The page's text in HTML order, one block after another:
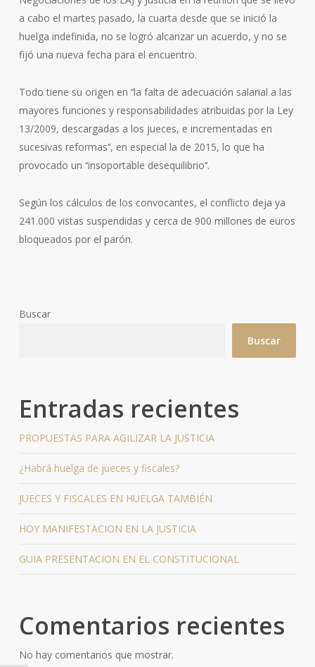
a cabo el martes pasado, la cuarta desde que se inició la
huelga indefinida, no se logró alcanzar un acuerdo, y no se
fijó una nueva fecha para el encuentro.
Todo tiene su origen en ‘‘la falta de adecuación salarial a las
mayores funciones y responsabilidades atribuidas por la Ley
13/2009, descargadas a los jueces, e incrementadas en
sucesivas reformas‘‘, en especial la de 2015, lo que ha
provocado un ‘‘insoportable desequilibrio‘‘.
Según los cálculos de los convocantes, el conflicto deja ya
241.000 vistas suspendidas y cerca de 900 millones de euros
bloqueados por el parón.
Buscar
Buscar
Entradas recientes
PROPUESTAS PARA AGILIZAR LA JUSTICIA
¿Habrá huelga de jueces y fiscales?
JUECES Y FISCALES EN HUELGA TAMBIÉN
HOY MANIFESTACION EN LA JUSTICIA
GUIA PRESENTACION EN EL CONSTITUCIONAL
Comentarios recientes
No hay comentarios que mostrar.